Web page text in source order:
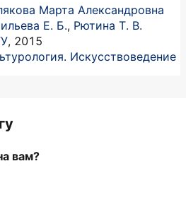
Марта Александровна
Е. Б., Рютина Т. В.
, 2015
Искусствоведение
вам?